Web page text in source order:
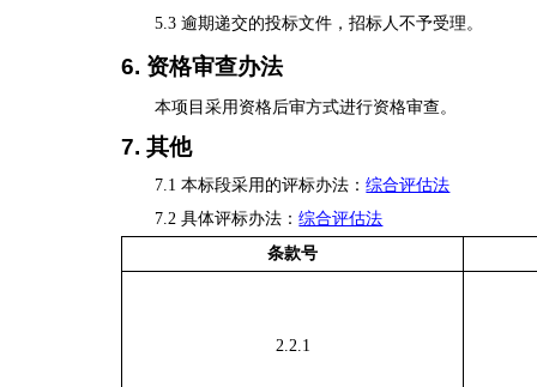
5.3逾期递交的投标文件，招标人不予受理。
6. 资格审查办法
本项目采用资格后审方式进行资格审查。
7.其他
7.1 本标段采用的评标办法：综合评估法
7.2 具体评标办法：综合评估法
条款号
2.2.1